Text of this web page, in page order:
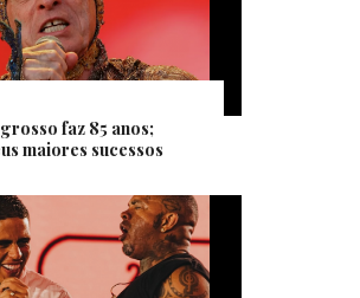
faz 85 anos;
maiores sucessos